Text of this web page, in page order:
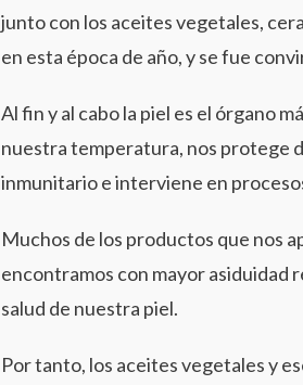
junto con los aceites vegetales,
en esta época de año, y se fue
Al fin y al cabo la piel es el órgano
nuestra temperatura, nos protege
inmunitario e interviene en
Muchos de los productos que nos
encontramos con mayor asiduidad
salud de nuestra piel.
Por tanto, los aceites vegetales y